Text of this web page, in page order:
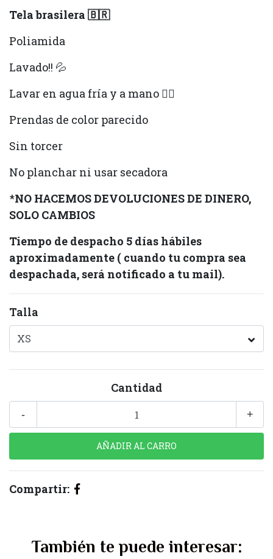
Tela brasilera 🇧🇷
Poliamida
Lavado!! 💦
Lavar en agua fría y a mano ✋🏻
Prendas de color parecido
Sin torcer
No planchar ni usar secadora
*NO HACEMOS DEVOLUCIONES DE DINERO,
SOLO CAMBIOS
Tiempo de despacho 5 días hábiles
aproximadamente ( cuando tu compra sea
despachada, será notificado a tu mail).
Talla
Cantidad
+
-
Compartir:
También te puede interesar: